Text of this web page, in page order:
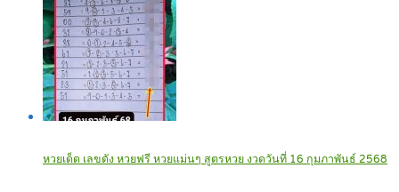
หวยเด็ด เลขดัง หวยฟรี หวยแม่นๆ สูตรหวย งวดวันที่ 16 กุมภาพันธ์ 2568